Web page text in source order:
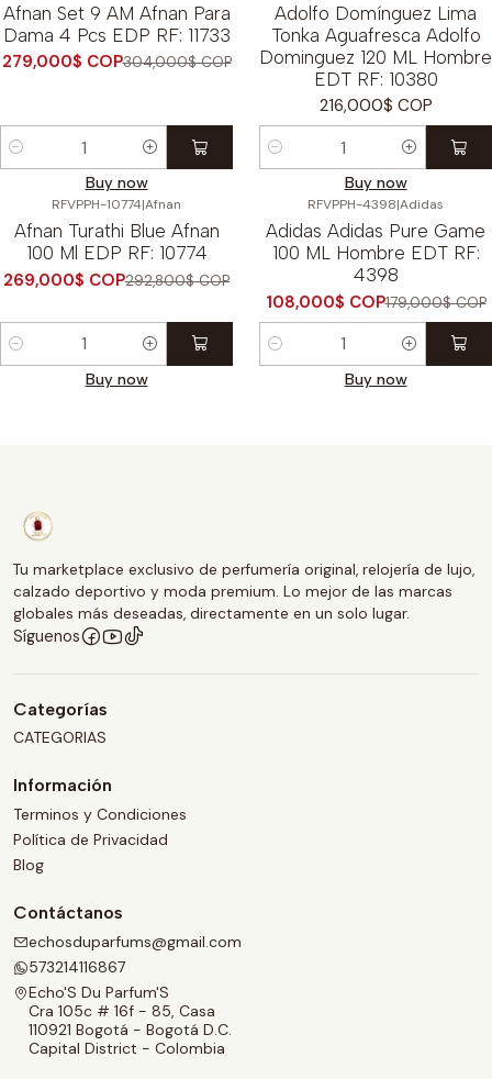
Afnan Set 9 AM Afnan Para
Dama 4 Pcs EDP RF: 11733
279,000$ COP304,000$ COP
Cantidad
Buy now
Adolfo Domínguez Lima
Tonka Aguafresca Adolfo
Dominguez 120 ML Hombre
EDT RF: 10380
216,000$ COP
Cantidad
Buy now
RFVPPH-10774|Afnan
Afnan Turathi Blue Afnan
100 Ml EDP RF: 10774
269,000$ COP292,800$ COP
Cantidad
Buy now
RFVPPH-4398|Adidas
Adidas Adidas Pure Game
100 ML Hombre EDT RF:
4398
108,000$ COP179,000$ COP
Cantidad
Buy now
Tu marketplace exclusivo de perfumería original, relojería de lujo,
calzado deportivo y moda premium. Lo mejor de las marcas
globales más deseadas, directamente en un solo lugar.
Síguenos
Categorías
CATEGORIAS
Información
Terminos y Condiciones
Política de Privacidad
Blog
Contáctanos
echosduparfums@gmail.com
573214116867
Echo'S Du Parfum'S
Cra 105c # 16f - 85, Casa
110921 Bogotá - Bogotá D.C.
Capital District - Colombia